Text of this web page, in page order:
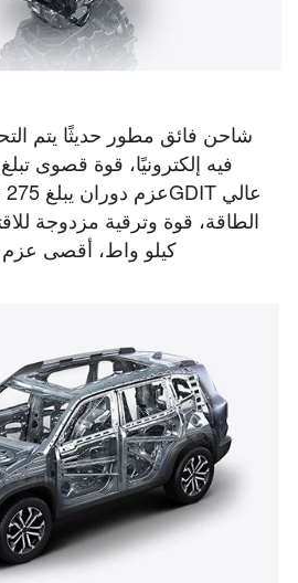
كيلو واط، أقصى عزم دوران 385